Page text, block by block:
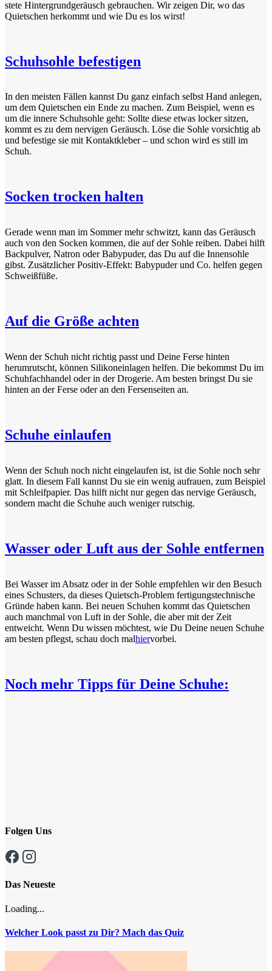
stete Hintergrundgeräusch gebrauchen. Wir zeigen Dir, wo das
Quietschen herkommt und wie Du es los wirst!
Schuhsohle befestigen
In den meisten Fällen kannst Du ganz einfach selbst Hand anlegen,
um dem Quietschen ein Ende zu machen. Zum Beispiel, wenn es
um die innere Schuhsohle geht: Sollte diese etwas locker sitzen,
kommt es zu dem nervigen Geräusch. Löse die Sohle vorsichtig ab
und befestige sie mit Kontaktkleber – und schon wird es still im
Schuh.
Socken trocken halten
Gerade wenn man im Sommer mehr schwitzt, kann das Geräusch
auch von den Socken kommen, die auf der Sohle reiben. Dabei hilft
Backpulver, Natron oder Babypuder, das Du auf die Innensohle
gibst. Zusätzlicher Positiv-Effekt: Babypuder und Co. helfen gegen
Schweißfüße.
Auf die Größe achten
Wenn der Schuh nicht richtig passt und Deine Ferse hinten
herumrutscht, können Silikoneinlagen helfen. Die bekommst Du im
Schuhfachhandel oder in der Drogerie. Am besten bringst Du sie
hinten an der Ferse oder an den Fersenseiten an.
Schuhe einlaufen
Wenn der Schuh noch nicht eingelaufen ist, ist die Sohle noch sehr
glatt. In diesem Fall kannst Du sie ein wenig aufrauen, zum Beispiel
mit Schleifpapier. Das hilft nicht nur gegen das nervige Geräusch,
sondern macht die Schuhe auch weniger rutschig.
Wasser oder Luft aus der Sohle entfernen
Bei Wasser im Absatz oder in der Sohle empfehlen wir den Besuch
eines Schusters, da dieses Quietsch-Problem fertigungstechnische
Gründe haben kann. Bei neuen Schuhen kommt das Quietschen
auch manchmal von Luft in der Sohle, die aber mit der Zeit
entweicht. Wenn Du wissen möchtest, wie Du Deine neuen Schuhe
am besten pflegst, schau doch malhiervorbei.
Noch mehr Tipps für Deine Schuhe:
Folgen Uns
Das Neueste
Loading...
Welcher Look passt zu Dir? Mach das Quiz